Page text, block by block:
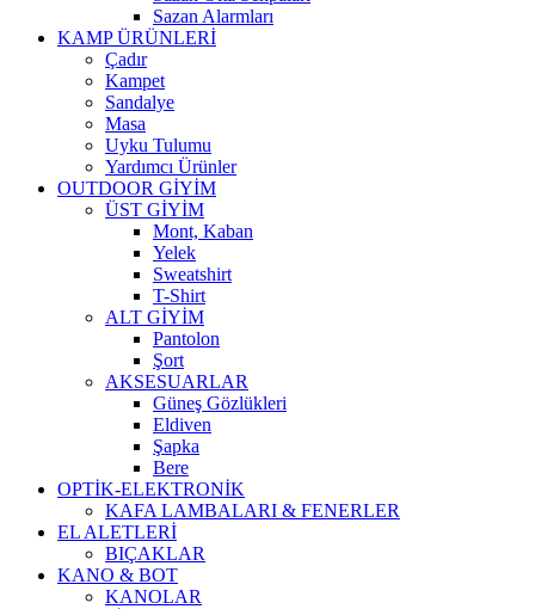
Sazan Alarmları
KAMP ÜRÜNLERİ
Çadır
Kampet
Sandalye
Masa
Uyku Tulumu
Yardımcı Ürünler
OUTDOOR GİYİM
ÜST GİYİM
Mont, Kaban
Yelek
Sweatshirt
T-Shirt
ALT GİYİM
Pantolon
Şort
AKSESUARLAR
Güneş Gözlükleri
Eldiven
Şapka
Bere
OPTİK-ELEKTRONİK
KAFA LAMBALARI & FENERLER
EL ALETLERİ
BIÇAKLAR
KANO & BOT
KANOLAR